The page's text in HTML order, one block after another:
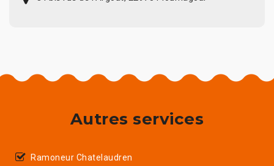
Autres services
Ramoneur Chatelaudren